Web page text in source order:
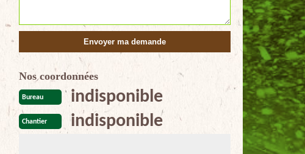
Nos coordonnées
Bureau indisponible
Chantier indisponible